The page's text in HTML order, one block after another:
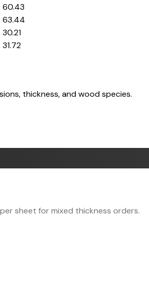
60.43
63.44
30.21
31.72
thickness, and wood species.
sheet for mixed thickness orders.